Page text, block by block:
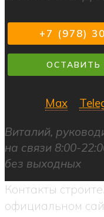
+7 (978)
ОСТАВИТЬ
Max
Виталий,
на связи 8:00-
без выходных
Контакты
официальном